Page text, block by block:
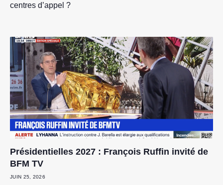
centres d’appel ?
Présidentielles 2027 : François Ruffin invité de
BFM TV
JUIN 25, 2026